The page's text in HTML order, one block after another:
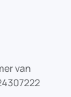
van